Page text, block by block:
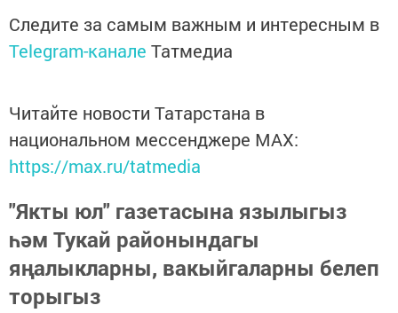
Следите за самым важным и интересным в
Telegram-канале Татмедиа
Читайте новости Татарстана в
национальном мессенджере MАХ:
https://max.ru/tatmedia
"Якты юл" газетасына язылыгыз
һәм Тукай районындагы
яңалыкларны, вакыйгаларны белеп
торыгыз